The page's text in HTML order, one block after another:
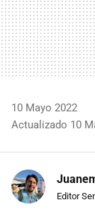
10 Mayo 2022
Actualizado 10
Editor